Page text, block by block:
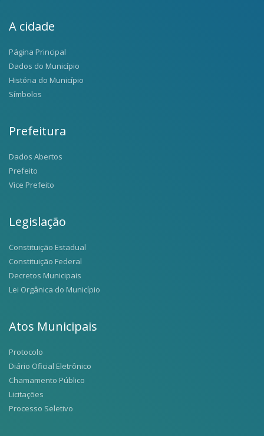
A cidade
Página Principal
Dados do Município
História do Município
Símbolos
Prefeitura
Dados Abertos
Prefeito
Vice Prefeito
Legislação
Constituição Estadual
Constituição Federal
Decretos Municipais
Lei Orgânica do Município
Atos Municipais
Protocolo
Diário Oficial Eletrônico
Chamamento Público
Licitações
Processo Seletivo